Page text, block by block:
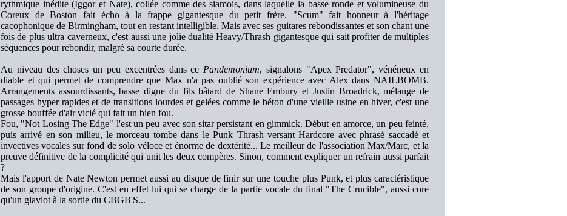
rythmique inédite (Iggor et Nate), collée comme des siamois, dans laquelle la basse ronde et volumineuse du
Coreux de Boston fait écho à la frappe gigantesque du petit frère. "Scum" fait honneur à l'héritage
cacophonique de Birmingham, tout en restant intelligible. Mais avec ses guitares rebondissantes et son chant une
fois de plus ultra caverneux, c'est aussi une jolie dualité Heavy/Thrash gigantesque qui sait profiter de multiples
séquences pour rebondir, malgré sa courte durée.
Au niveau des choses un peu excentrées dans ce Pandemonium, signalons "Apex Predator", vénéneux en
diable et qui permet de comprendre que Max n'a pas oublié son expérience avec Alex dans NAILBOMB.
Arrangements assourdissants, basse digne du fils bâtard de Shane Embury et Justin Broadrick, mélange de
passages hyper rapides et de transitions lourdes et gelées comme le béton d'une vieille usine en hiver, c'est une
grosse bouffée d'air vicié qui fait un bien fou.
Fou, "Not Losing The Edge" l'est un peu avec son sitar persistant en gimmick. Début en amorce, un peu feinté,
puis arrivé en son milieu, le morceau tombe dans le Punk Thrash versant Hardcore avec phrasé saccadé et
invectives vocales sur fond de solo véloce et énorme de dextérité... Le meilleur de l'association Max/Marc, et la
preuve définitive de la complicité qui unit les deux compères. Sinon, comment expliquer un refrain aussi parfait
?
Mais l'apport de Nate Newton permet aussi au disque de finir sur une touche plus Punk, et plus caractéristique
de son groupe d'origine. C'est en effet lui qui se charge de la partie vocale du final "The Crucible", aussi core
qu'un glaviot à la sortie du CBGB'S...